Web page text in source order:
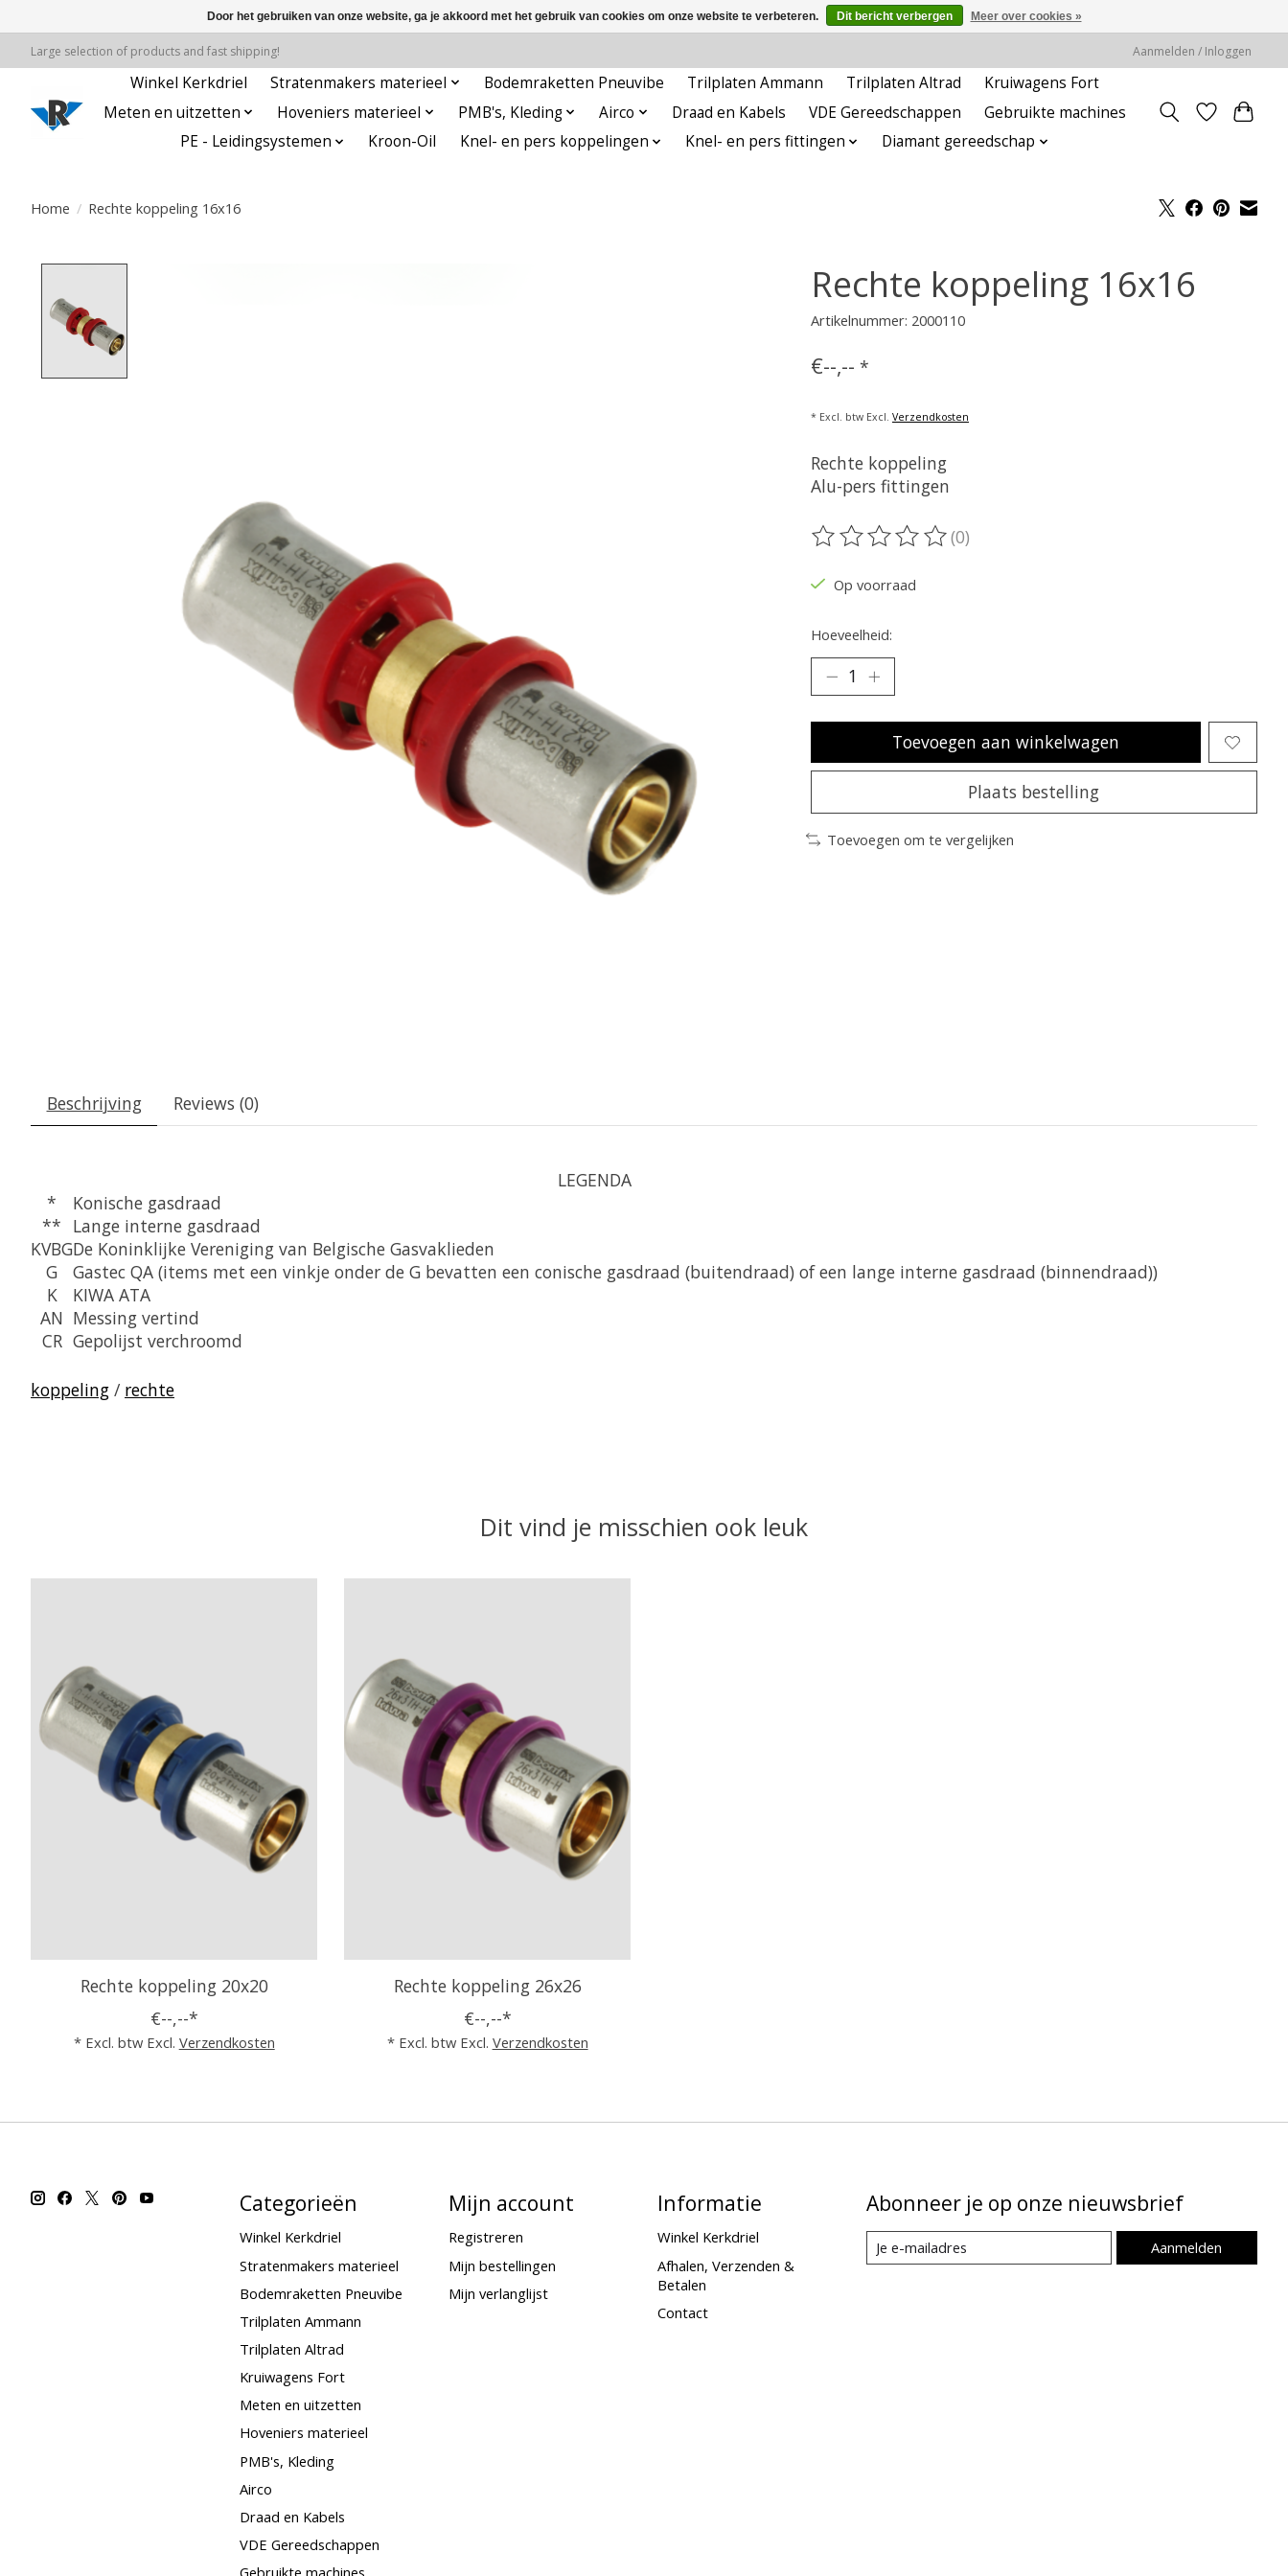
Large selection of products and fast shipping! Aanmelden / Inloggen
Winkel Kerkdriel Stratenmakers materieel Bodemraketten Pneuvibe Trilplaten Ammann Trilplaten Altrad
Kruiwagens Fort
Meten en uitzetten
Hoveniers materieel PMB's, Kleding Airco Draad en Kabels VDE Gereedschappen
Gebruikte machines
PE - Leidingsystemen
Kroon-Oil Knel- en pers koppelingen Knel- en pers fittingen Diamant gereedschap
Home / Rechte koppeling 16x16
Rechte koppeling 16x16
Artikelnummer: 2000110
€--,-- *
* Excl. btw Excl. Verzendkosten
Rechte koppeling
Alu-pers fittingen
De beoordeling van dit product is
(0)
Op voorraad
Hoeveelheid:
Toevoegen aan winkelwagen
Plaats bestelling
Toevoegen om te vergelijken
Beschrijving Reviews (0)
LEGENDA
*
Konische gasdraad
** Lange interne gasdraad
KVBGDe Koninklijke Vereniging van Belgische Gasvaklieden
G
Gastec QA (items met een vinkje onder de G bevatten een conische gasdraad (buitendraad) of een lange interne gasdraad (binnendraad))
K
KIWA ATA
AN Messing vertind
CR Gepolijst verchroomd
koppeling / rechte
Dit vind je misschien ook leuk
Rechte koppeling 20x20
€--,--*
* Excl. btw Excl. Verzendkosten
Rechte koppeling 26x26
€--,--*
* Excl. btw Excl. Verzendkosten
Categorieën
Winkel Kerkdriel
Stratenmakers materieel
Bodemraketten Pneuvibe
Trilplaten Ammann
Trilplaten Altrad
Kruiwagens Fort
Meten en uitzetten
Hoveniers materieel
PMB's, Kleding
Airco
Draad en Kabels
VDE Gereedschappen
Mijn account
Registreren
Mijn bestellingen
Mijn verlanglijst
Informatie
Winkel Kerkdriel
Afhalen, Verzenden &
Betalen
Contact
Abonneer je op onze nieuwsbrief
Aanmelden
Door het gebruiken van onze website, ga je akkoord met het gebruik van cookies om onze website te verbeteren. Dit bericht verbergen Meer over cookies »